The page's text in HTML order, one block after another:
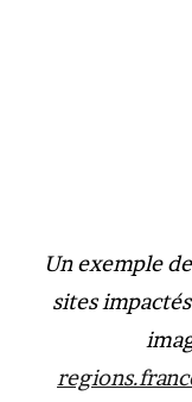
Un exemple
sites